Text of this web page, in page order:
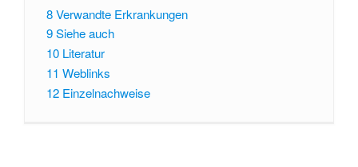
8Verwandte Erkrankungen
9Siehe auch
10 Literatur
11 Weblinks
12 Einzelnachweise